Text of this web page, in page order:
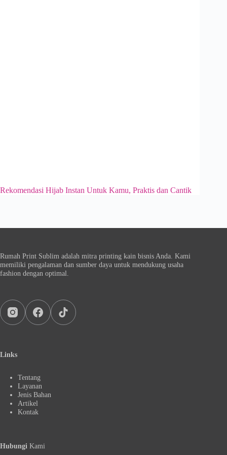
Rekomendasi Hijab Instan Untuk Kamu, Praktis dan Cantik
Rumah Print Sublim adalah mitra printing kain bisnis Anda. Kami
memiliki pengalaman dan sumber daya untuk mendukung usaha
fashion dengan optimal.
Links
Tentang
Layanan
Jenis Bahan
Artikel
Kontak
Hubungi Kami